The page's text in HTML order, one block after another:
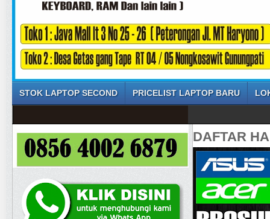
STOK LAPTOP SECOND PRICELIST LAPTOP BARU
DAFTAR